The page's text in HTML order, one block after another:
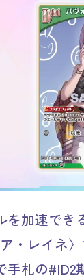
を加速でき
・レイネ
手札の